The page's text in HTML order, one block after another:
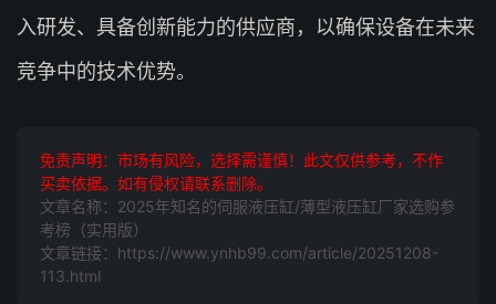
入研发、具备创新能力的供应商，以确保设备在未来
竞争中的技术优势。
免责声明：市场有风险，选择需谨慎！此文仅供参考，不作
买卖依据。如有侵权请联系删除。
文章名称：2025年知名的伺服液压缸/薄型液压缸厂家选购参
考榜（实用版）
文章链接：https://www.ynhb99.com/article/20251208-
113.html